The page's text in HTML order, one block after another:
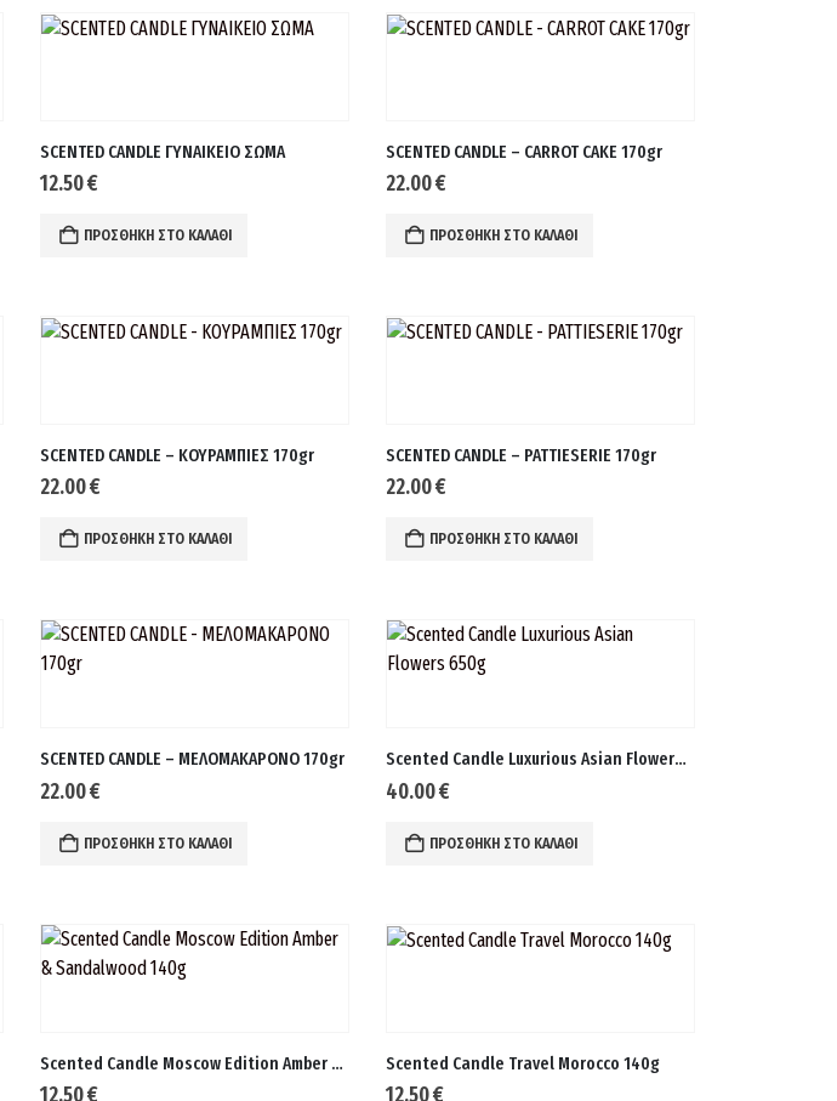
SCENTED CANDLE ΓΥΝΑΙΚΕΙΟ ΣΩΜΑ
12.50€
ΠΡΟΣΘΉΚΗ ΣΤΟ ΚΑΛΆΘΙ
SCENTED CANDLE – CARROT CAKE 170gr
22.00€
ΠΡΟΣΘΉΚΗ ΣΤΟ ΚΑΛΆΘΙ
SCENTED CANDLE – KΟΥΡΑΜΠΙΕΣ 170gr
22.00€
ΠΡΟΣΘΉΚΗ ΣΤΟ ΚΑΛΆΘΙ
SCENTED CANDLE – PATTIESERIE 170gr
22.00€
ΠΡΟΣΘΉΚΗ ΣΤΟ ΚΑΛΆΘΙ
SCENTED CANDLE – ΜΕΛΟΜΑΚΑΡΟΝΟ 170gr
22.00€
ΠΡΟΣΘΉΚΗ ΣΤΟ ΚΑΛΆΘΙ
Scented Candle Luxurious Asian Flowers 650g
40.00€
ΠΡΟΣΘΉΚΗ ΣΤΟ ΚΑΛΆΘΙ
Scented Candle Moscow Edition Amber & Sandalwood 140g
12.50€
Scented Candle Travel Morocco 140g
12.50€